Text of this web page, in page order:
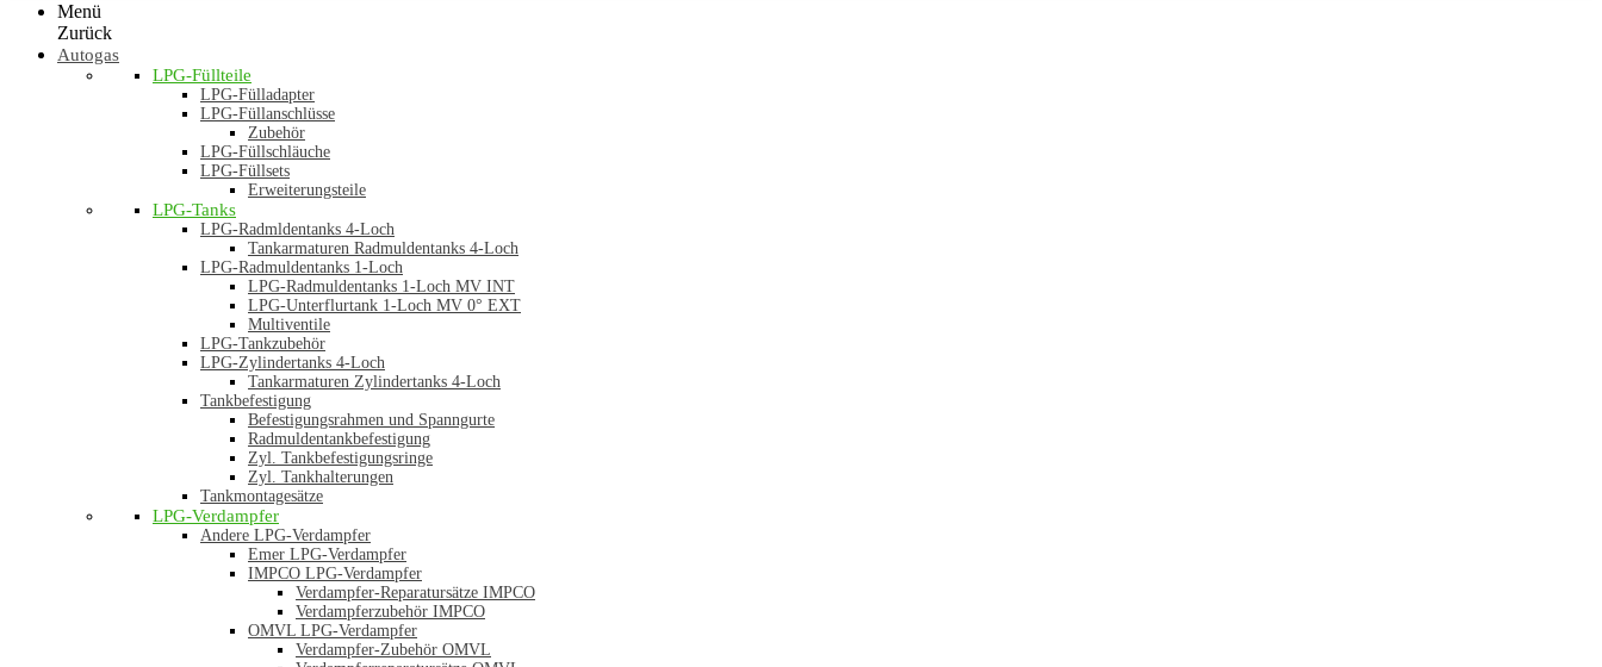
Menü
Zurück
Autogas
LPG-Füllteile
LPG-Fülladapter
LPG-Füllanschlüsse
Zubehör
LPG-Füllschläuche
LPG-Füllsets
Erweiterungsteile
LPG-Tanks
LPG-Radmldentanks 4-Loch
Tankarmaturen Radmuldentanks 4-Loch
LPG-Radmuldentanks 1-Loch
LPG-Radmuldentanks 1-Loch MV INT
LPG-Unterflurtank 1-Loch MV 0° EXT
Multiventile
LPG-Tankzubehör
LPG-Zylindertanks 4-Loch
Tankarmaturen Zylindertanks 4-Loch
Tankbefestigung
Befestigungsrahmen und Spanngurte
Radmuldentankbefestigung
Zyl. Tankbefestigungsringe
Zyl. Tankhalterungen
Tankmontagesätze
LPG-Verdampfer
Andere LPG-Verdampfer
Emer LPG-Verdampfer
IMPCO LPG-Verdampfer
Verdampfer-Reparatursätze IMPCO
Verdampferzubehör IMPCO
OMVL LPG-Verdampfer
Verdampfer-Zubehör OMVL